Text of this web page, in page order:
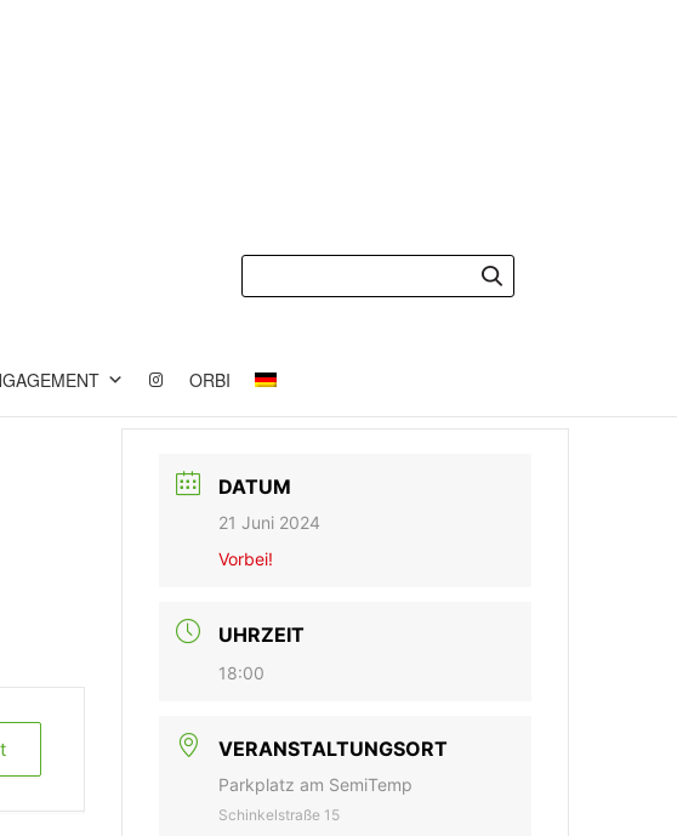
ORBI
DATUM
21 Juni 2024
Vorbei!
UHRZEIT
18:00
VERANSTALTUNGSORT
Parkplatz am SemiTemp
Schinkelstraße 15